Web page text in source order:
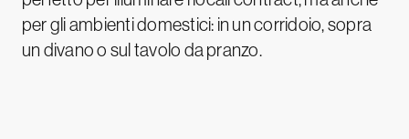
per gli ambienti domestici: in un corridoio, sopra
un divano o sul tavolo da pranzo.